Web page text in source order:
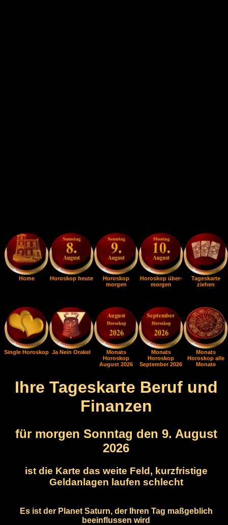
Home Horoskop heute
Horoskop
morgen
Horoskop über-
morgen
Tageskarte
ziehen
Single Horoskop Ja Nein Orakel
Monats
Horoskop
August 2026
Monats
Horoskop
September 2026
Monats
Horoskop alle
Monate
Ihre Tageskarte Beruf und
Finanzen
für morgen Sonntag den 9. August
2026
ist die Karte das weite Feld, kurzfristige
Geldanlagen laufen schlecht
Es ist der Planet Saturn, der Ihren Tag maßgeblich
beeinflussen wird